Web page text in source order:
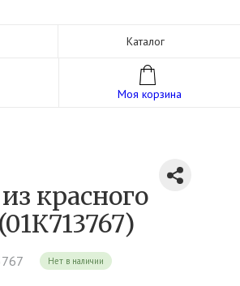
Каталог
Моя корзина
красного
Нет в наличии